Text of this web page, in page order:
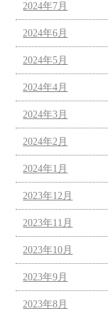
2024年7月
2024年6月
2024年5月
2024年4月
2024年3月
2024年2月
2024年1月
2023年12月
2023年11月
2023年10月
2023年9月
2023年8月